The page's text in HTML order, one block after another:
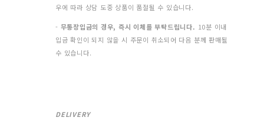
우에 따라 상담 도중 상품이 품절될 수 있습니다.
- 무통장입금의 경우, 즉시 이체를 부탁드립니다. 10분 이내
입금 확인이 되지 않을 시 주문이 취소되어 다음 분께 판매될
수 있습니다.
DELIVERY